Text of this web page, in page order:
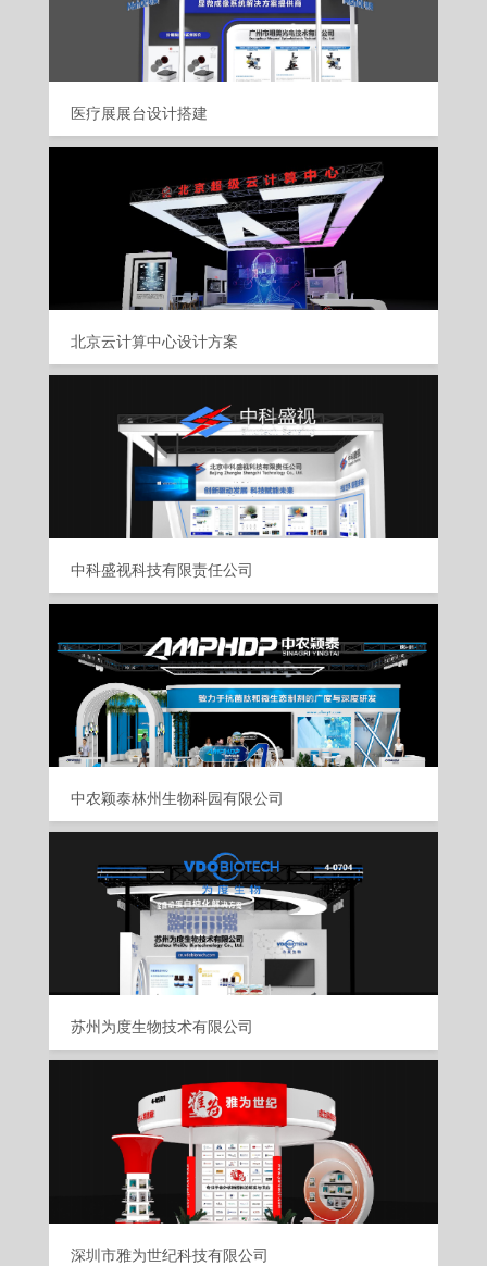
医疗展展台设计搭建
北京云计算中心设计方案
中科盛视科技有限责任公司
中农颖泰林州生物科园有限公司
苏州为度生物技术有限公司
深圳市雅为世纪科技有限公司